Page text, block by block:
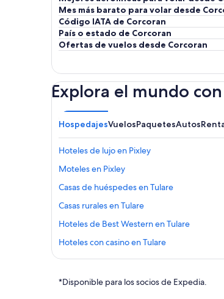
Mes más barato para volar desde
Código IATA de Corcoran
País o estado de Corcoran
Ofertas de vuelos desde Corcoran
Explora el mundo
HospedajesVuelosPaquetesAutos
Hoteles de lujo en Pixley
Moteles en Pixley
Casas de huéspedes en Tulare
Casas rurales en Tulare
Hoteles de Best Western en Tulare
Hoteles con casino en Tulare
Hoteles para ir de compras en Tulare
Hoteles baratos en Tulare
*Disponible para los socios de Expedia.